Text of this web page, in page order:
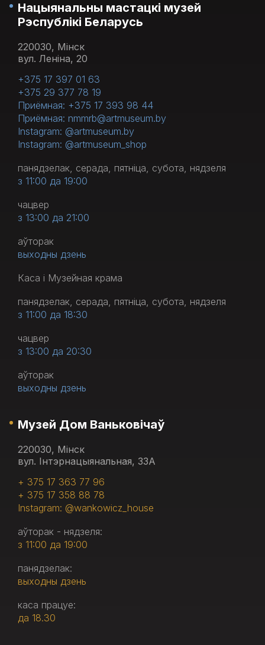
Нацыянальны мастацкі музей
Рэспублікі Беларусь
220030, Мінск
вул. Леніна, 20
+375 17 397 01 63
+375 29 377 78 19
Приёмная: +375 17 393 98 44
Приёмная: nmmrb@artmuseum.by
Instagram: @artmuseum.by
Instagram: @artmuseum_shop
панядзелак, серада, пятніца, субота, нядзеля
з 11:00 да 19:00
чацвер
з 13:00 да 21:00
аўторак
выходны дзень
Каса і Музейная крама
панядзелак, серада, пятніца, субота, нядзеля
з 11:00 да 18:30
чацвер
з 13:00 да 20:30
аўторак
выходны дзень
Музей Дом Ваньковічаў
220030, Мінск
вул. Інтэрнацыянальная, 33А
+ 375 17 363 77 96
+ 375 17 358 88 78
Instagram: @wankowicz_house
аўторак - нядзеля:
з 11:00 да 19:00
панядзелак:
выходны дзень
каса працуе:
да 18.30